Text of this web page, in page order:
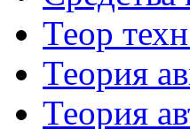
Теор
Теория
Теория